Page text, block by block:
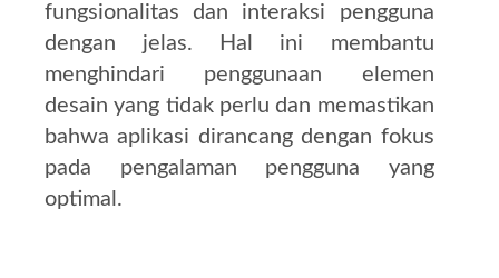
fungsionalitas dan interaksi pengguna
dengan jelas. Hal ini membantu
menghindari penggunaan elemen
desain yang tidak perlu dan memastikan
bahwa aplikasi dirancang dengan fokus
pada pengalaman pengguna yang
optimal.